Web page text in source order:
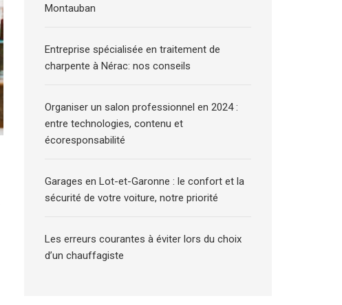
Montauban
Entreprise spécialisée en traitement de
charpente à Nérac: nos conseils
Organiser un salon professionnel en 2024 :
entre technologies, contenu et
écoresponsabilité
Garages en Lot-et-Garonne : le confort et la
sécurité de votre voiture, notre priorité
Les erreurs courantes à éviter lors du choix
d’un chauffagiste